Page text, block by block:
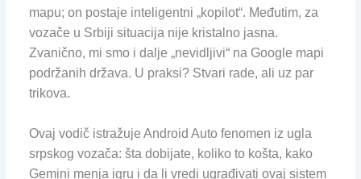
mapu; on postaje inteligentni „kopilot“. Međutim, za
vozače u Srbiji situacija nije kristalno jasna.
Zvanično, mi smo i dalje „nevidljivi“ na Google mapi
podržanih država. U praksi? Stvari rade, ali uz par
trikova.
Ovaj vodič istražuje Android Auto fenomen iz ugla
srpskog vozača: šta dobijate, koliko to košta, kako
Gemini menja igru i da li vredi ugrađivati ovaj sistem